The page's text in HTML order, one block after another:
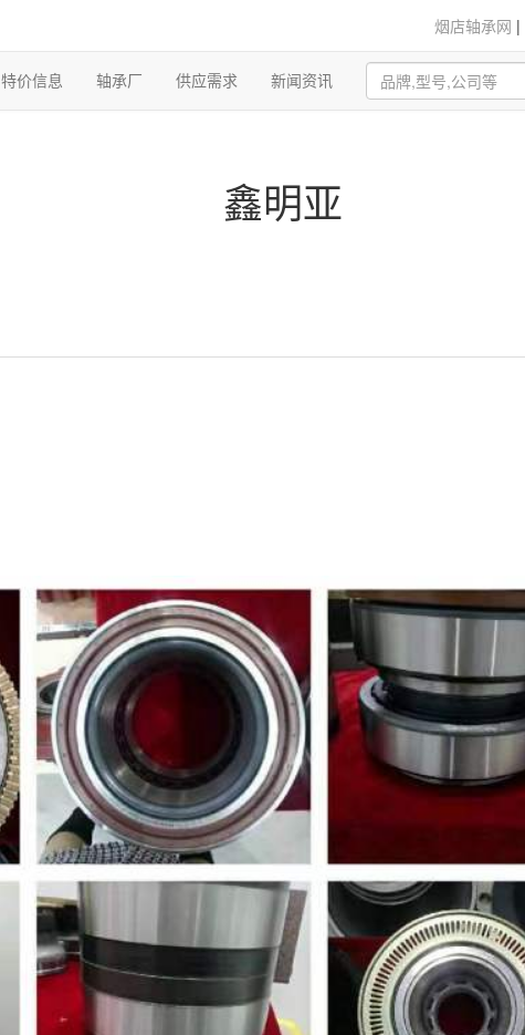
烟店轴承网 |
特价信息 轴承厂 供应需求 新闻资讯
鑫明亚